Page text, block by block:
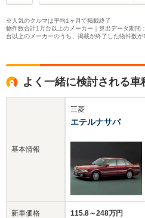
※人気のクルマは平均1ヶ月で掲載終了
物件数合計1万台以上のメーカー｜算出データ期
台以上のメーカーのうち、掲載が終了した物件数
よく一緒に検討される車
基本情報
新車価格
三菱
エテルナサバ
115.8～248万円